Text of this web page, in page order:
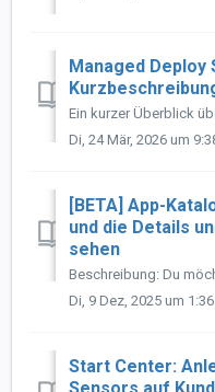
Managed
Di, 24 Mär, 2026 um
[BETA] App-
und die Details
sehen
Di, 9 Dez, 2025 um
Start Center: